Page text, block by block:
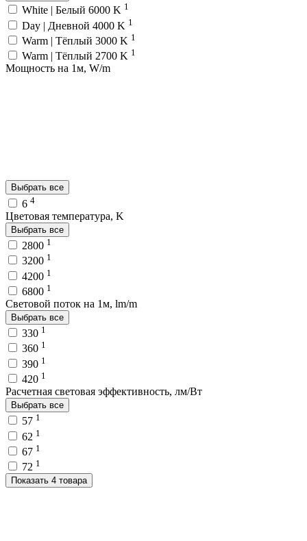
White | Белый 6000 K 1
Day | Дневной 4000 K 1
Warm | Тёплый 3000 K 1
Warm | Тёплый 2700 K 1
Мощность на 1м, W/m
Выбрать все
6 4
Цветовая температура, K
Выбрать все
2800 1
3200 1
4200 1
6800 1
Световой поток на 1м, lm/m
Выбрать все
330 1
360 1
390 1
420 1
Расчетная световая эффективность, лм/Вт
Выбрать все
57 1
62 1
67 1
72 1
Показать 4 товара